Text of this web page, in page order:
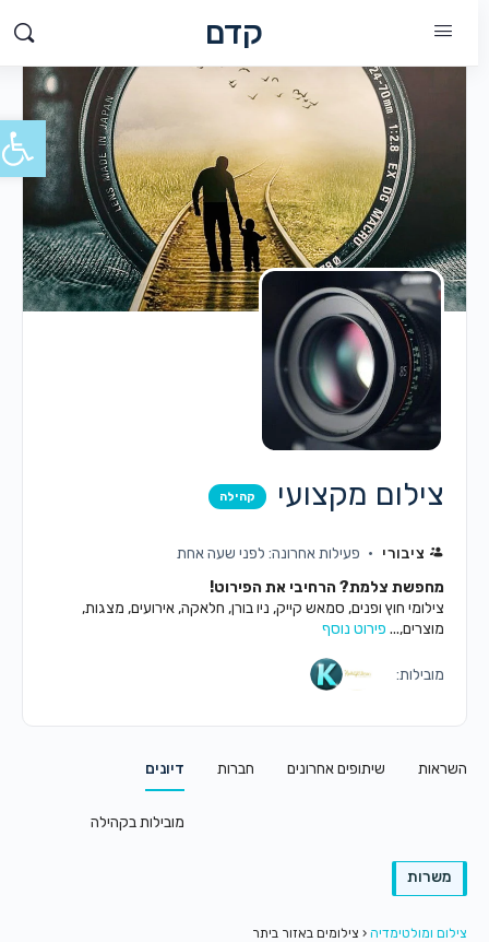
קדם
צילום מקצועי קהילה
ציבורי
פעילות אחרונה: לפני שעה אחת
מחפשת צלמת? הרחיבי את הפירוט!
צילומי חוץ ופנים, סמאש קייק, ניו בורן, חלאקה, אירועים, מצגות,
מוצרים,...פירוט נוסף
מובילות:
השראות שיתופים אחרונים חברות דיונים
מובילות בקהילה
משרות
צילום ומולטימדיה ‹ צילומים באזור ביתר
פתח